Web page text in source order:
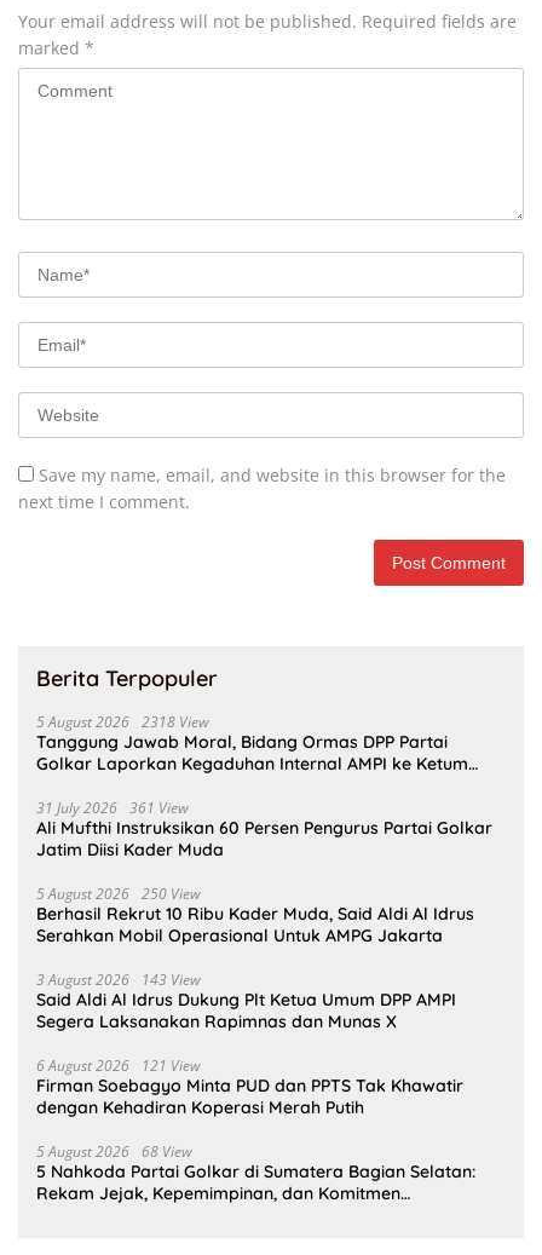
Your email address will not be published. Required fields are
marked *
Save my name, email, and website in this browser for the
next time I comment.
Berita Terpopuler
5 August 2026 2318 View
Tanggung Jawab Moral, Bidang Ormas DPP Partai
Golkar Laporkan Kegaduhan Internal AMPI ke Ketum
31 July 2026 361 View
Ali Mufthi Instruksikan 60 Persen Pengurus Partai Golkar
Jatim Diisi Kader Muda
5 August 2026 250 View
Berhasil Rekrut 10 Ribu Kader Muda, Said Aldi Al Idrus
Serahkan Mobil Operasional Untuk AMPG Jakarta
3 August 2026 143 View
Said Aldi Al Idrus Dukung Plt Ketua Umum DPP AMPI
Segera Laksanakan Rapimnas dan Munas X
6 August 2026 121 View
Firman Soebagyo Minta PUD dan PPTS Tak Khawatir
dengan Kehadiran Koperasi Merah Putih
5 August 2026 68 View
5 Nahkoda Partai Golkar di Sumatera Bagian Selatan:
Rekam Jejak, Kepemimpinan, dan Komitmen